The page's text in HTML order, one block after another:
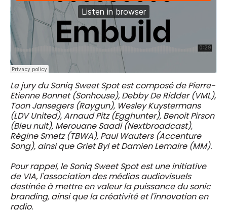
Le jury du Soniq Sweet Spot est composé de Pierre-
Etienne Bonnet (Sonhouse), Debby De Ridder (VML),
Toon Jansegers (Raygun), Wesley Kuystermans
(LDV United), Arnaud Pitz (Egghunter), Benoit Pirson
(Bleu nuit), Merouane Saadi (Nextbroadcast),
Régine Smetz (TBWA), Paul Wauters (Accenture
Song), ainsi que Griet Byl et Damien Lemaire (MM).
Pour rappel, le Soniq Sweet Spot est une initiative
de VIA, l'association des médias audiovisuels
destinée à mettre en valeur la puissance du sonic
branding, ainsi que la créativité et l'innovation en
radio.